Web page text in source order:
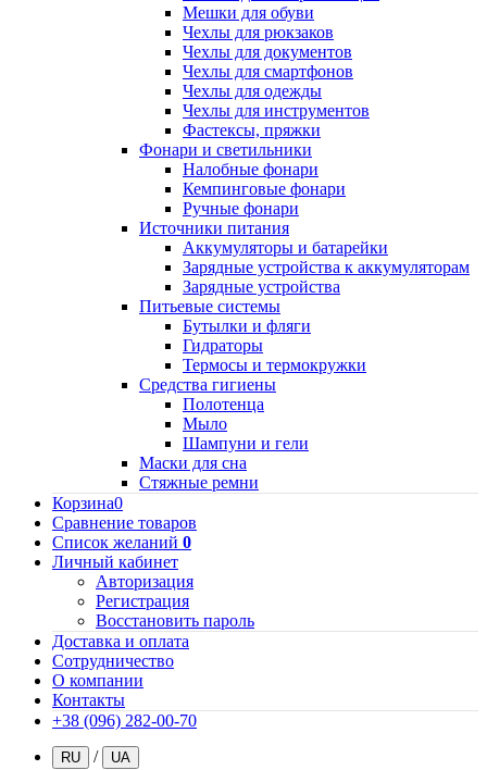
Мешки для обуви
Чехлы для рюкзаков
Чехлы для документов
Чехлы для смартфонов
Чехлы для одежды
Чехлы для инструментов
Фастексы, пряжки
Фонари и светильники
Налобные фонари
Кемпинговые фонари
Ручные фонари
Источники питания
Аккумуляторы и батарейки
Зарядные устройства к аккумуляторам
Зарядные устройства
Питьевые системы
Бутылки и фляги
Гидраторы
Термосы и термокружки
Средства гигиены
Полотенца
Мыло
Шампуни и гели
Маски для сна
Стяжные ремни
Корзина0
Сравнение товаров
Список желаний 0
Личный кабинет
Авторизация
Регистрация
Восстановить пароль
Доставка и оплата
Сотрудничество
О компании
Контакты
+38 (096) 282-00-70
RU / UA